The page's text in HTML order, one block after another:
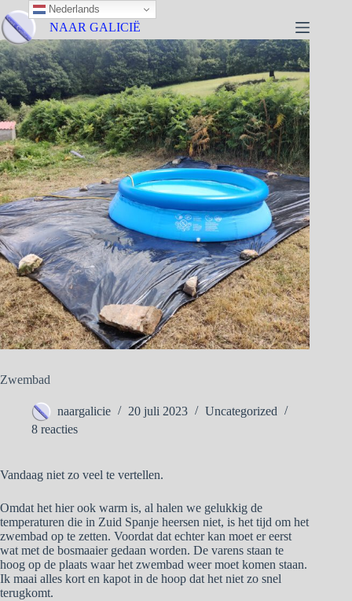
NAAR GALICIË
Zwembad
naargalicie 20 juli 2023
Uncategorized
8 reacties
Vandaag niet zo veel te vertellen.
Omdat het hier ook warm is, al halen we gelukkig de
temperaturen die in Zuid Spanje heersen niet, is het tijd om het
zwembad op te zetten. Voordat dat echter kan moet er eerst
wat met de bosmaaier gedaan worden. De varens staan te
hoog op de plaats waar het zwembad weer moet komen staan.
Ik maai alles kort en kapot in de hoop dat het niet zo snel
terugkomt.
Nederlands